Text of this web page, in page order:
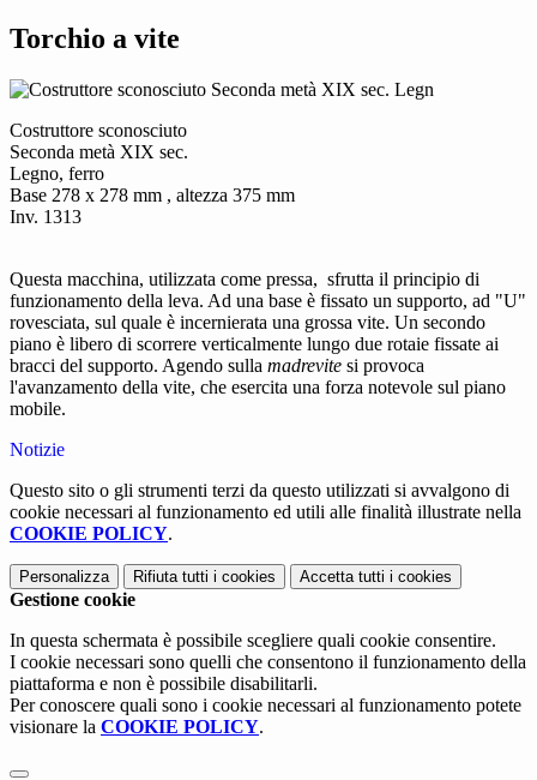
Torchio a vite
Costruttore sconosciuto
Seconda metà XIX sec.
Legno, ferro
Base 278 x 278 mm , altezza 375 mm
Inv. 1313
Questa macchina, utilizzata come pressa, sfrutta il principio di
funzionamento della leva. Ad una base è fissato un supporto, ad "U"
rovesciata, sul quale è incernierata una grossa vite. Un secondo
piano è libero di scorrere verticalmente lungo due rotaie fissate ai
bracci del supporto. Agendo sulla madrevite si provoca
l'avanzamento della vite, che esercita una forza notevole sul piano
mobile.
Notizie
Questo sito o gli strumenti terzi da questo utilizzati si avvalgono di
cookie necessari al funzionamento ed utili alle finalità illustrate nella
COOKIE POLICY.
Personalizza Rifiuta tutti i cookies Accetta tutti i cookies
Gestione cookie
In questa schermata è possibile scegliere quali cookie consentire.
I cookie necessari sono quelli che consentono il funzionamento della
piattaforma e non è possibile disabilitarli.
Per conoscere quali sono i cookie necessari al funzionamento potete
visionare la COOKIE POLICY.